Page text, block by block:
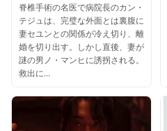
脊椎手術の名医で病院長のカン・
テジュは、完璧な外面とは裏腹に
妻セユンとの関係が冷え切り、離
婚を切り出す。しかし直後、妻が
謎の男ノ・マンヒに誘拐される。
救出に...